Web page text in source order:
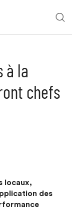
à la
chefs
locaux,
des